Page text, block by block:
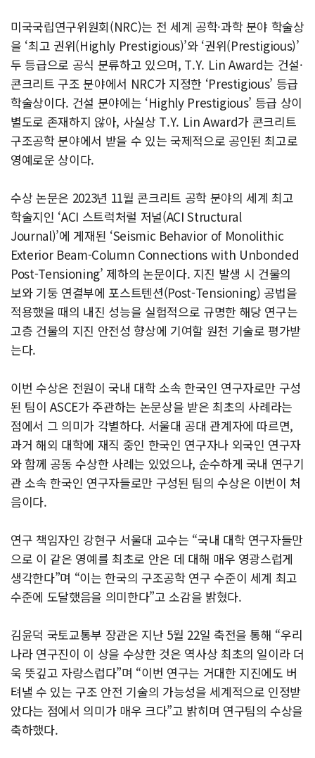
미국국립연구위원회(NRC)는 전 세계 공학·과학 분야 학술상
을 ‘최고 권위(Highly Prestigious)’와 ‘권위(Prestigious)’
두 등급으로 공식 분류하고 있으며, T.Y. Lin Award는 건설·
콘크리트 구조 분야에서 NRC가 지정한 ‘Prestigious’ 등급
학술상이다. 건설 분야에는 ‘Highly Prestigious’ 등급 상이
별도로 존재하지 않아, 사실상 T.Y. Lin Award가 콘크리트
구조공학 분야에서 받을 수 있는 국제적으로 공인된 최고로
영예로운 상이다.
수상 논문은 2023년 11월 콘크리트 공학 분야의 세계 최고
학술지인 ‘ACI 스트럭처럴 저널(ACI Structural
Journal)’에 게재된 ‘Seismic Behavior of Monolithic
Exterior Beam-Column Connections with Unbonded
Post-Tensioning’ 제하의 논문이다. 지진 발생 시 건물의
보와 기둥 연결부에 포스트텐션(Post-Tensioning) 공법을
적용했을 때의 내진 성능을 실험적으로 규명한 해당 연구는
고층 건물의 지진 안전성 향상에 기여할 원천 기술로 평가받
는다.
이번 수상은 전원이 국내 대학 소속 한국인 연구자로만 구성
된 팀이 ASCE가 주관하는 논문상을 받은 최초의 사례라는
점에서 그 의미가 각별하다. 서울대 공대 관계자에 따르면,
과거 해외 대학에 재직 중인 한국인 연구자나 외국인 연구자
와 함께 공동 수상한 사례는 있었으나, 순수하게 국내 연구기
관 소속 한국인 연구자들로만 구성된 팀의 수상은 이번이 처
음이다.
연구 책임자인 강현구 서울대 교수는 “국내 대학 연구자들만
으로 이 같은 영예를 최초로 안은 데 대해 매우 영광스럽게
생각한다”며 “이는 한국의 구조공학 연구 수준이 세계 최고
수준에 도달했음을 의미한다”고 소감을 밝혔다.
김윤덕 국토교통부 장관은 지난 5월 22일 축전을 통해 “우리
나라 연구진이 이 상을 수상한 것은 역사상 최초의 일이라 더
욱 뜻깊고 자랑스럽다”며 “이번 연구는 거대한 지진에도 버
텨낼 수 있는 구조 안전 기술의 가능성을 세계적으로 인정받
았다는 점에서 의미가 매우 크다”고 밝히며 연구팀의 수상을
축하했다.